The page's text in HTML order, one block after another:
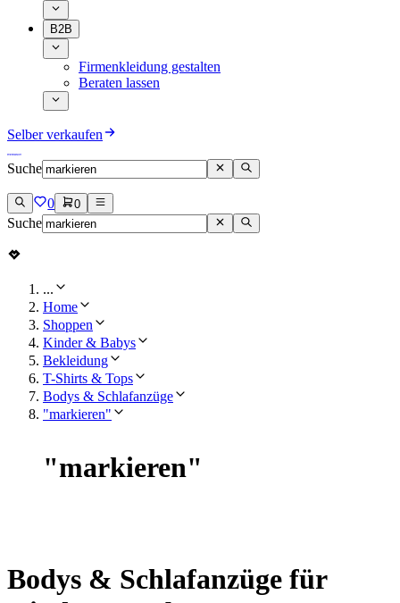
B2B
Firmenkleidung gestalten
Beraten lassen
Selber verkaufen
Suche
0 0
Suche
...
Home
Shoppen
Kinder & Babys
Bekleidung
T-Shirts & Tops
Bodys & Schlafanzüge
"markieren"
"markieren"
Bodys & Schlafanzüge für